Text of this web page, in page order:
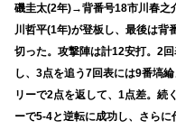
磯圭太(2年)→背番号18市川春
川哲平(1年)が登板し、最後は背
切った。攻撃陣は計12安打。2
し、3点を追う7回表には9番塙
リーで2点を返して、1点差。続
ーで5-4と逆転に成功し、さらに